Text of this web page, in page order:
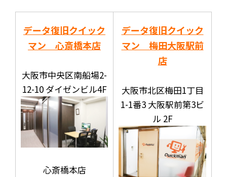
データ復旧クイック
マン 心斎橋本店
大阪市中央区南船場2-
12-10 ダイゼンビル4F
心斎橋本店
データ復旧クイック
マン 梅田大阪駅前
店
大阪市北区梅田1丁目
1-1番3 大阪駅前第3ビ
ル 2F